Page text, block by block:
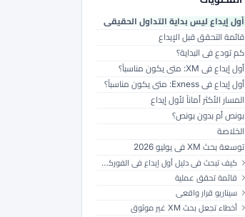
أول إيداع ليس بداية التداول الحقيقي
قائمة التحقق قبل الإيداع
كم تودع في البداية؟
أول إيداع في XM: متى يكون مناسباً؟
أول إيداع في Exness: متى يكون مناسباً؟
المسار الأكثر أماناً لأول إيداع
بونص أم بدون بونص؟
الخلاصة
توسعة بحث XM في يوليو 2026
كيف تبحث في دليل أول إيداع في الفوركس 2026: XM أم Exness؟ قبل استخدام مال حقيقي
قائمة تحقق عملية
سيناريو قرار واقعي
أخطاء تجعل بحث XM غير موثوق